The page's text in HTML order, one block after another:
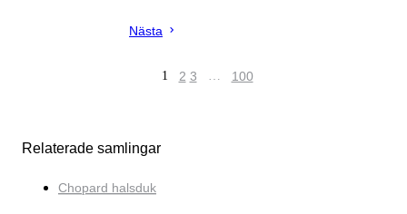
Nästa
1 2 3 … 100
Relaterade samlingar
Chopard halsduk